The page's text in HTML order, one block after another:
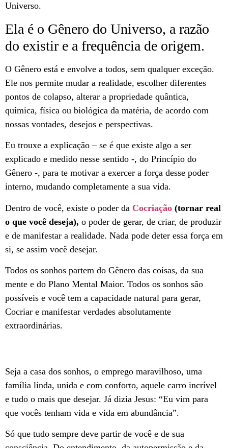
Universo.
Ela é o Gênero do Universo, a razão
do existir e a frequência de origem.
O Gênero está e envolve a todos, sem qualquer exceção.
Ele nos permite mudar a realidade, escolher diferentes
pontos de colapso, alterar a propriedade quântica,
química, física ou biológica da matéria, de acordo com
nossas vontades, desejos e perspectivas.
Eu trouxe a explicação – se é que existe algo a ser
explicado e medido nesse sentido -, do Princípio do
Gênero -, para te motivar a exercer a força desse poder
interno, mudando completamente a sua vida.
Dentro de você, existe o poder da Cocriação (tornar real
o que você deseja), o poder de gerar, de criar, de produzir
e de manifestar a realidade. Nada pode deter essa força em
si, se assim você desejar.
Todos os sonhos partem do Gênero das coisas, da sua
mente e do Plano Mental Maior. Todos os sonhos são
possíveis e você tem a capacidade natural para gerar,
Cocriar e manifestar verdades absolutamente
extraordinárias.
Seja a casa dos sonhos, o emprego maravilhoso, uma
família linda, unida e com conforto, aquele carro incrível
e tudo o mais que desejar. Já dizia Jesus: “Eu vim para
que vocês tenham vida e vida em abundância”.
Só que tudo sempre deve partir de você e de sua